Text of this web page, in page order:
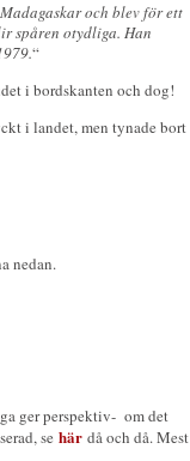
och blev för ett
spåren otydliga. Han
“
i bordskanten och dog!
i landet, men tynade bort
nedan.
ger perspektiv- om det
se här då och då. Mest